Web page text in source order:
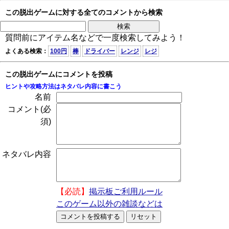
この脱出ゲームに対する全てのコメントから検索
質問前にアイテム名などで一度検索してみよう！
よくある検索： 100円 棒 ドライバー レンジ レジ
この脱出ゲームにコメントを投稿
ヒントや攻略方法はネタバレ内容に書こう
名前
コメント(必
須)
ネタバレ内容
【必読】 掲示板ご利用ルール
このゲーム以外の雑談などは